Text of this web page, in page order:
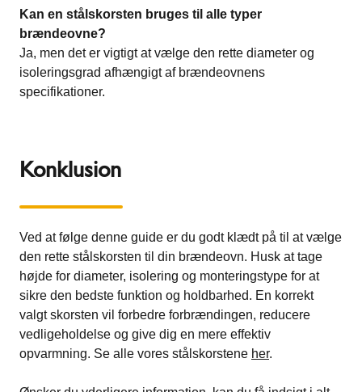
Kan en stålskorsten bruges til alle typer
brændeovne?
Ja, men det er vigtigt at vælge den rette diameter og
isoleringsgrad afhængigt af brændeovnens
specifikationer.
Konklusion
Ved at følge denne guide er du godt klædt på til at vælge
den rette stålskorsten til din brændeovn. Husk at tage
højde for diameter, isolering og monteringstype for at
sikre den bedste funktion og holdbarhed. En korrekt
valgt skorsten vil forbedre forbrændingen, reducere
vedligeholdelse og give dig en mere effektiv
opvarmning. Se alle vores stålskorstene her.